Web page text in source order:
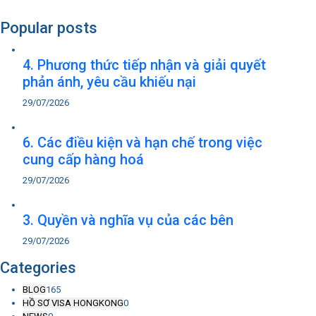
Popular posts
4. Phương thức tiếp nhận và giải quyết
phản ánh, yêu cầu khiếu nại
29/07/2026
6. Các điều kiện và hạn chế trong việc
cung cấp hàng hoá
29/07/2026
3. Quyền và nghĩa vụ của các bên
29/07/2026
Categories
BLOG165
HỒ SƠ VISA HONGKONG0